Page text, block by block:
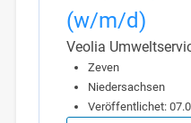
(w/m/d)
Veolia
Zeven
Niedersachsen
Veröffentlichet: